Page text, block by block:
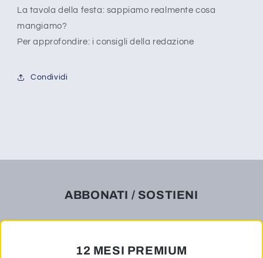
La tavola della festa: sappiamo realmente cosa
mangiamo?
Per approfondire: i consigli della redazione
Condividi
ABBONATI / SOSTIENI
12 MESI PREMIUM